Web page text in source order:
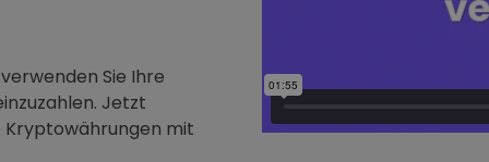
Sie Ihre
Jetzt
Kryptowährungen mit